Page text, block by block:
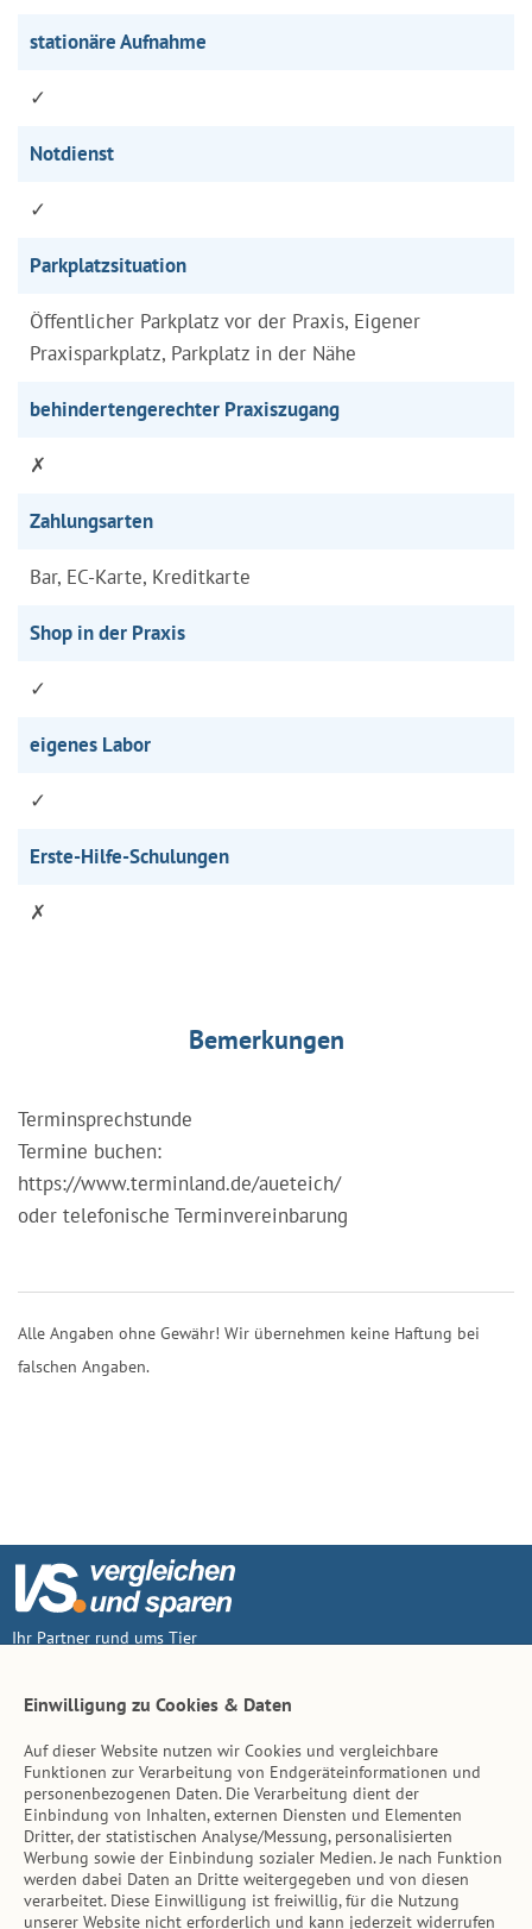
stationäre Aufnahme
✓
Notdienst
✓
Parkplatzsituation
Öffentlicher Parkplatz vor der Praxis, Eigener
Praxisparkplatz, Parkplatz in der Nähe
behindertengerechter Praxiszugang
✗
Zahlungsarten
Bar, EC-Karte, Kreditkarte
Shop in der Praxis
✓
eigenes Labor
✓
Erste-Hilfe-Schulungen
✗
Bemerkungen
Terminsprechstunde
Termine buchen:
https://www.terminland.de/aueteich/
oder telefonische Terminvereinbarung
Alle Angaben ohne Gewähr! Wir übernehmen keine Haftung bei
falschen Angaben.
Ihr Partner rund ums Tier
Inhalt
Tierarzt-Suche
Hinweise
AGB
Einwilligung zu Cookies & Daten
Auf dieser Website nutzen wir Cookies und vergleichbare
Funktionen zur Verarbeitung von Endgeräteinformationen und
personenbezogenen Daten. Die Verarbeitung dient der
Einbindung von Inhalten, externen Diensten und Elementen
Dritter, der statistischen Analyse/Messung, personalisierten
Werbung sowie der Einbindung sozialer Medien. Je nach Funktion
werden dabei Daten an Dritte weitergegeben und von diesen
verarbeitet. Diese Einwilligung ist freiwillig, für die Nutzung
unserer Website nicht erforderlich und kann jederzeit widerrufen